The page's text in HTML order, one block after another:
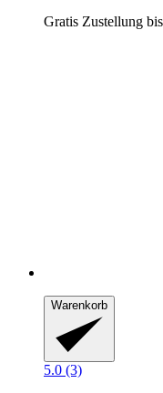
Gratis Zustellung
Warenkorb
5.0 (3)